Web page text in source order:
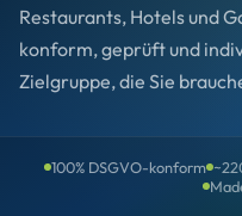
Restaurants, Hotels und
konform, geprüft und
Zielgruppe, die Sie
100% DSGVO-konform